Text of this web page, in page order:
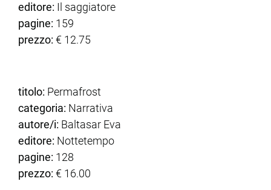
editore: Il saggiatore
pagine: 159
prezzo: € 12.75
titolo: Permafrost
categoria: Narrativa
autore/i: Baltasar Eva
editore: Nottetempo
pagine: 128
prezzo: € 16.00